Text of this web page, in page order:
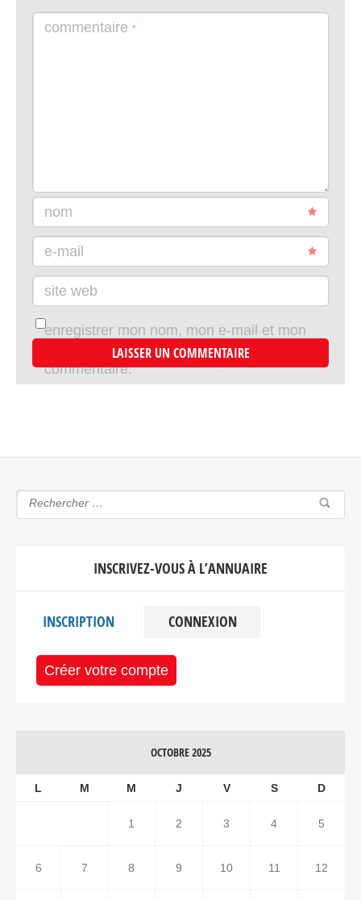
commentaire *
nom
e-mail
site web
enregistrer mon nom, mon e-mail et mon
site dans le navigateur pour mon prochain
commentaire.
INSCRIVEZ-VOUS À L’ANNUAIRE
INSCRIPTION CONNEXION
Créer votre compte
OCTOBRE 2025
L M M J V S D
1 2 3 4 5
6 7 8 9 10 11 12